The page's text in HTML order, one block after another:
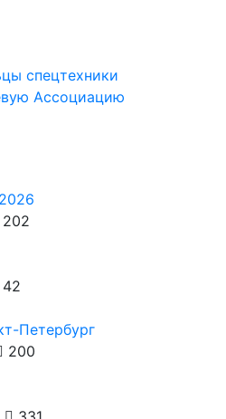
спецтехники
Ассоциацию
202
42
Петербург
200